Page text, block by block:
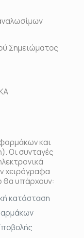
Σημειώματος
και
Οι συνταγές
χειρόγραφα
θα υπάρχουν:
κατάσταση